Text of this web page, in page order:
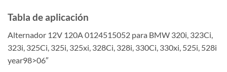
Tabla de aplicación
Alternador 12V 120A 0124515052 para BMW 320i, 323Ci,
323i, 325Ci, 325i, 325xi, 328Ci, 328i, 330Ci, 330xi, 525i, 528i
year98>06″